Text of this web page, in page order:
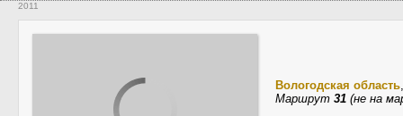
2011
Вологодская область
Маршрут 31 (не на